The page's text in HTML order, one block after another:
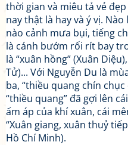
thời gian và miêu tả vẻ
nay thật là hay và ý vị. Nào
nào cảnh mưa bụi, tiếng
là cánh bướm rối rít bay
là “xuân hồng” (Xuân
Tử)... Với Nguyễn Du là
ba, “thiều quang chín
“thiều quang” đã gợi lên
ấm áp của khí xuân, cái
“Xuân giang, xuân thuỷ
Hồ Chí Minh).